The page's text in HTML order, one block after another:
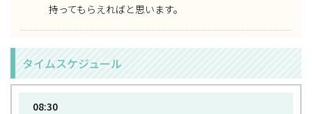
持ってもらえればと思います。
タイムスケジュール
08:30